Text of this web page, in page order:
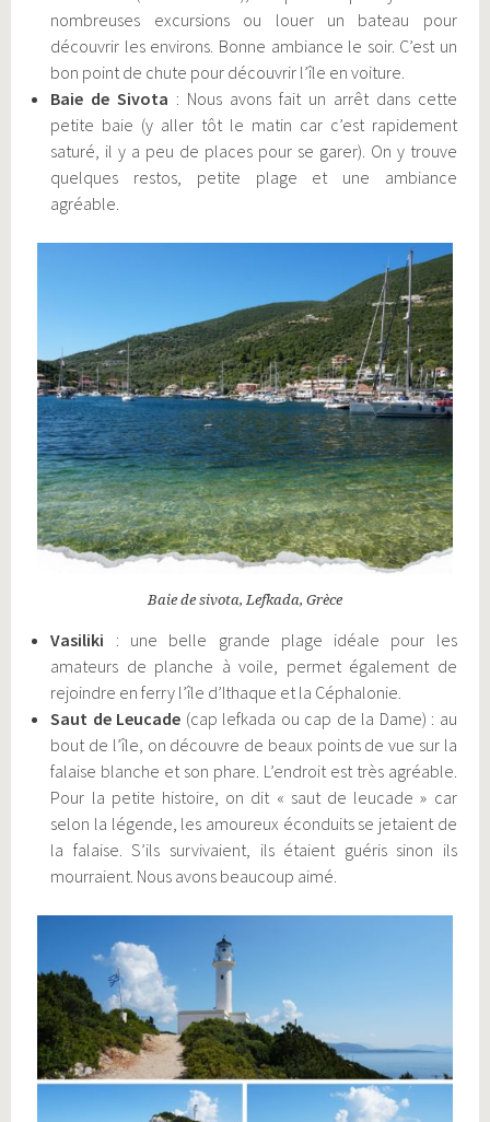
nombreuses excursions ou louer un bateau pour
découvrir les environs. Bonne ambiance le soir. C’est un
bon point de chute pour découvrir l’île en voiture.
Baie de Sivota : Nous avons fait un arrêt dans cette
petite baie (y aller tôt le matin car c’est rapidement
saturé, il y a peu de places pour se garer). On y trouve
quelques restos, petite plage et une ambiance
agréable.
Baie de sivota, Lefkada, Grèce
Vasiliki : une belle grande plage idéale pour les
amateurs de planche à voile, permet également de
rejoindre en ferry l’île d’Ithaque et la Céphalonie.
Saut de Leucade (cap lefkada ou cap de la Dame) : au
bout de l’île, on découvre de beaux points de vue sur la
falaise blanche et son phare. L’endroit est très agréable.
Pour la petite histoire, on dit « saut de leucade » car
selon la légende, les amoureux éconduits se jetaient de
la falaise. S’ils survivaient, ils étaient guéris sinon ils
mourraient. Nous avons beaucoup aimé.